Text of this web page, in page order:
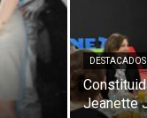
DESTACADOS
Jeanette